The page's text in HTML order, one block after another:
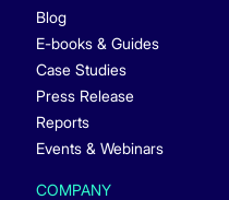
Blog
E-books & Guides
Case Studies
Press Release
Reports
Events & Webinars
COMPANY